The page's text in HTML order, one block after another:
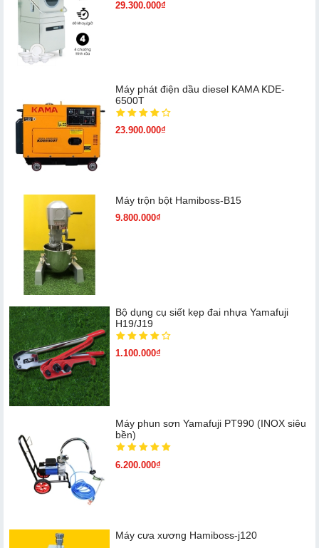
29.300.000₫
Máy phát điện dầu diesel KAMA KDE-
6500T
23.900.000₫
Máy trộn bột Hamiboss-B15
9.800.000₫
Bộ dụng cụ siết kẹp đai nhựa Yamafuji
H19/J19
1.100.000₫
Máy phun sơn Yamafuji PT990 (INOX siêu
bền)
6.200.000₫
Máy cưa xương Hamiboss-j120